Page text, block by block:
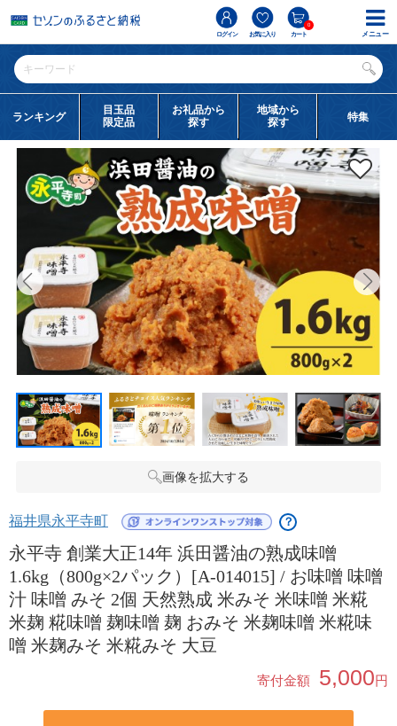
ログイン お気に入り カート
0
ランキング
目玉品
限定品
お礼品から
探す
地域から
探す
特集
画像を拡大する
福井県永平寺町 ？
永平寺 創業大正14年 浜田醤油の熟成味噌
1.6kg（800g×2パック）[A-014015] / お味噌 味噌
汁 味噌 みそ 2個 天然熟成 米みそ 米味噌 米糀
米麹 糀味噌 麹味噌 麹 おみそ 米麹味噌 米糀味
噌 米麹みそ 米糀みそ 大豆
寄付金額 5,000円
メニュー